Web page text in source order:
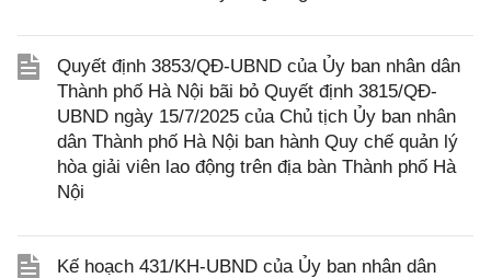
Quyết định 3853/QĐ-UBND của Ủy ban nhân dân
Thành phố Hà Nội bãi bỏ Quyết định 3815/QĐ-
UBND ngày 15/7/2025 của Chủ tịch Ủy ban nhân
dân Thành phố Hà Nội ban hành Quy chế quản lý
hòa giải viên lao động trên địa bàn Thành phố Hà
Nội
Kế hoạch 431/KH-UBND của Ủy ban nhân dân